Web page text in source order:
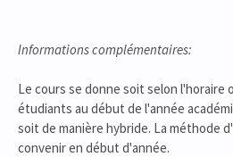
Informations complémentaires:
Le cours se donne soit selon l'horaire
étudiants au début de l'année
soit de manière hybride. La méthode
convenir en début d'année.